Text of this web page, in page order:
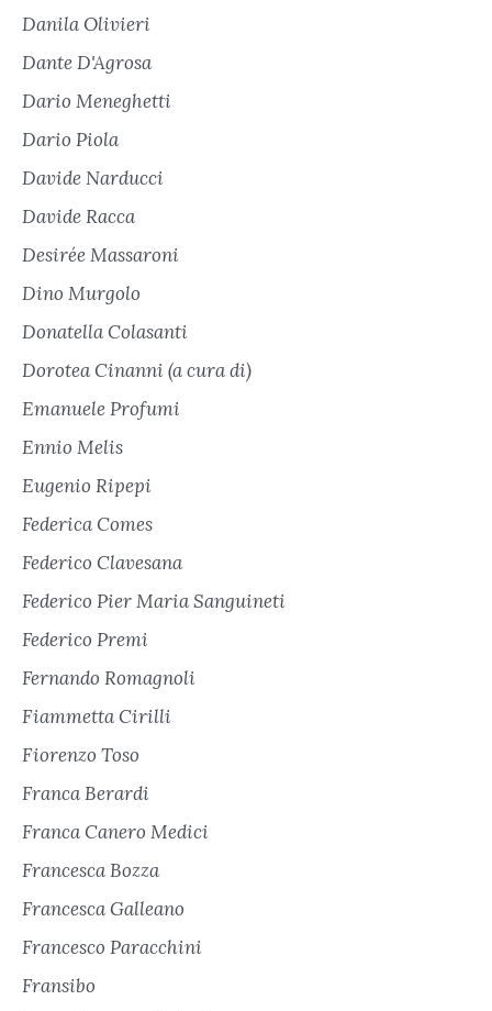
Danila Olivieri
Dante D'Agrosa
Dario Meneghetti
Dario Piola
Davide Narducci
Davide Racca
Desirée Massaroni
Dino Murgolo
Donatella Colasanti
Dorotea Cinanni (a cura di)
Emanuele Profumi
Ennio Melis
Eugenio Ripepi
Federica Comes
Federico Clavesana
Federico Pier Maria Sanguineti
Federico Premi
Fernando Romagnoli
Fiammetta Cirilli
Fiorenzo Toso
Franca Berardi
Franca Canero Medici
Francesca Bozza
Francesca Galleano
Francesco Paracchini
Fransibo